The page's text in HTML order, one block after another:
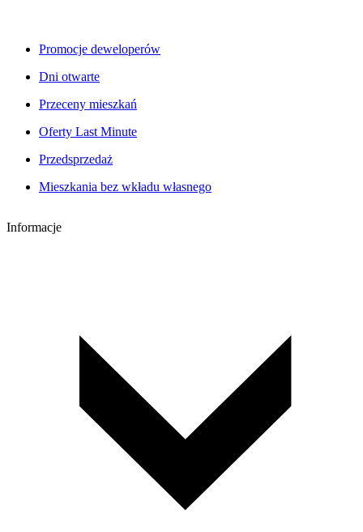
Promocje deweloperów
Dni otwarte
Przeceny mieszkań
Oferty Last Minute
Przedsprzedaż
Mieszkania bez wkładu własnego
Informacje